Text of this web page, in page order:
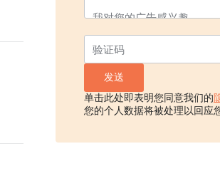
单击此处即表明您同意我们的
您的个人数据将被处理以回应